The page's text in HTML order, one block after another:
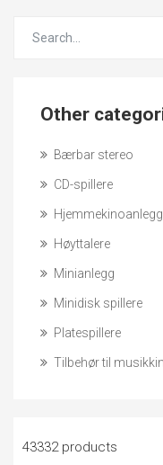
Other
Bærbar stereo
CD-spillere
Hjemmekinoanlegg
Høyttalere
Minianlegg
Minidisk spillere
Platespillere
Tilbehør til
43332 products